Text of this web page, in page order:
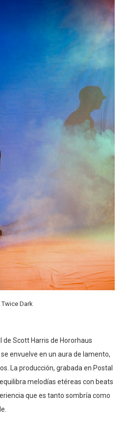
Twice Dark
de Scott Harris de Hororhaus
envuelve en un aura de lamento,
La producción, grabada en Postal
melodías etéreas con beats
que es tanto sombría como